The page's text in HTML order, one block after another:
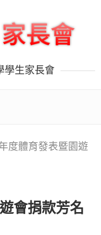
學生家長會
度體育發表暨園遊
會捐款芳名